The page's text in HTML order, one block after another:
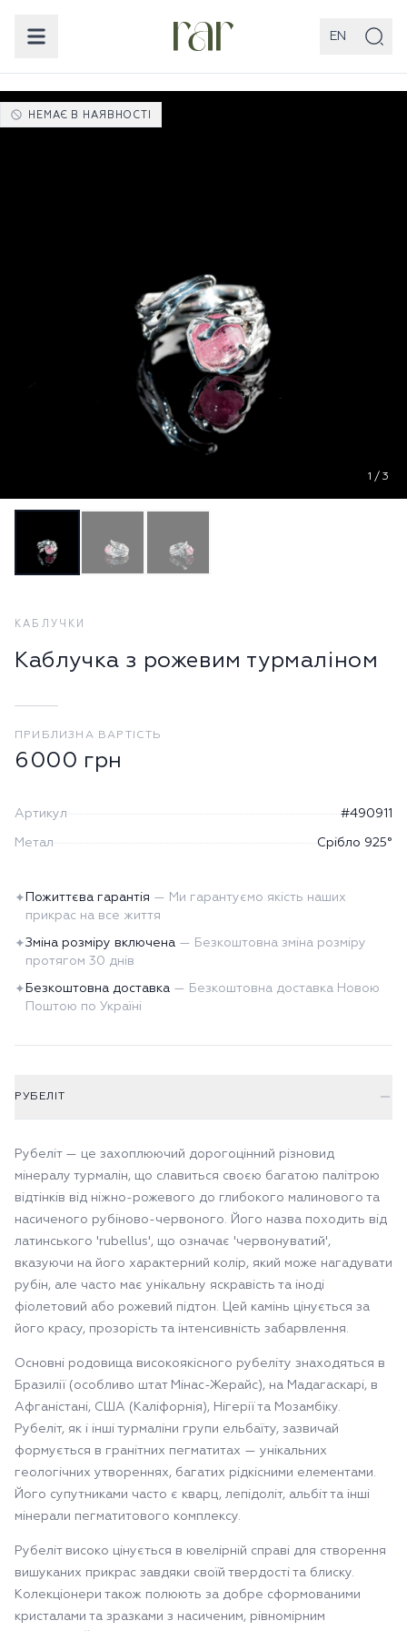
EN
НЕМАЄ В НАЯВНОСТІ
1 / 3
КАБЛУЧКИ
Каблучка з рожевим турмаліном
ПРИБЛИЗНА ВАРТІСТЬ
6000 грн
Артикул #490911
Метал Срібло 925°
✦ Пожиттєва гарантія — Ми гарантуємо якість наших
прикрас на все життя
✦Зміна розміру включена — Безкоштовна зміна розміру
протягом 30 днів
✦ Безкоштовна доставка — Безкоштовна доставка Новою
Поштою по Україні
РУБЕЛІТ
Рубеліт — це захоплюючий дорогоцінний різновид
мінералу турмалін, що славиться своєю багатою палітрою
відтінків від ніжно-рожевого до глибокого малинового та
насиченого рубіново-червоного. Його назва походить від
латинського 'rubellus', що означає 'червонуватий',
вказуючи на його характерний колір, який може нагадувати
рубін, але часто має унікальну яскравість та іноді
фіолетовий або рожевий підтон. Цей камінь цінується за
його красу, прозорість та інтенсивність забарвлення.
Основні родовища високоякісного рубеліту знаходяться в
Бразилії (особливо штат Мінас-Жерайс), на Мадагаскарі, в
Афганістані, США (Каліфорнія), Нігерії та Мозамбіку.
Рубеліт, як і інші турмаліни групи ельбаїту, зазвичай
формується в гранітних пегматитах — унікальних
геологічних утвореннях, багатих рідкісними елементами.
Його супутниками часто є кварц, лепідоліт, альбіт та інші
мінерали пегматитового комплексу.
Рубеліт високо цінується в ювелірній справі для створення
вишуканих прикрас завдяки своїй твердості та блиску.
Колекціонери також полюють за добре сформованими
кристалами та зразками з насиченим, рівномірним